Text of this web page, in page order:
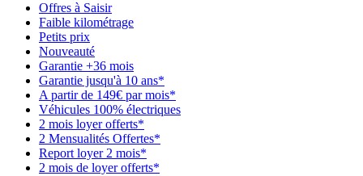
Offres à Saisir
Faible kilométrage
Petits prix
Nouveauté
Garantie +36 mois
Garantie jusqu'à 10 ans*
A partir de 149€ par mois*
Véhicules 100% électriques
2 mois loyer offerts*
2 Mensualités Offertes*
Report loyer 2 mois*
2 mois de loyer offerts*